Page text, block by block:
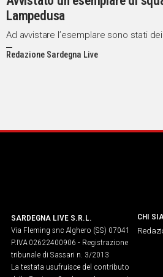
Lampedusa
Ad avvistare l’esemplare sono stati
Redazione Sardegna Live
SARDEGNA LIVE S.R.L.
Via Fleming snc Alghero (SS) 07041
P.IVA 02622400906 - Registrazione
tribunale di Sassari n. 3/2013
La testata usufruisce del contributo
CHI